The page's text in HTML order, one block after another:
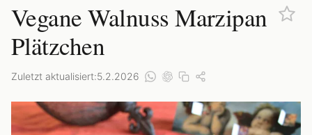
Vegane Walnuss Marzipan
Plätzchen
Zuletzt aktualisiert:5.2.2026